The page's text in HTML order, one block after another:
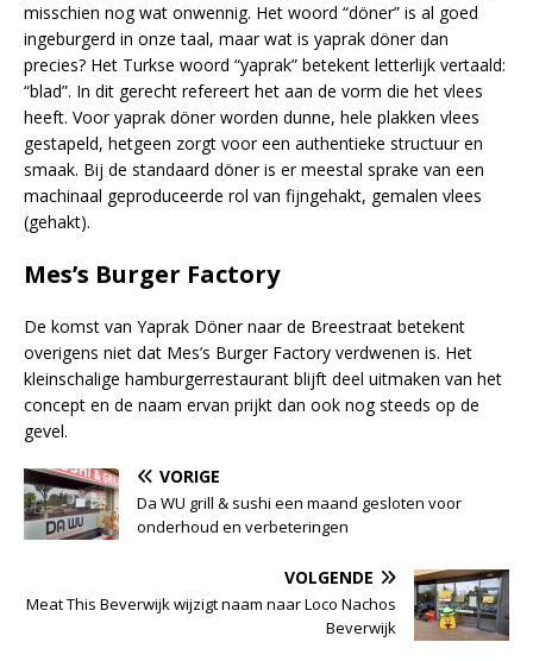
misschien nog wat onwennig. Het woord “döner” is al goed
ingeburgerd in onze taal, maar wat is yaprak döner dan
precies? Het Turkse woord “yaprak” betekent letterlijk vertaald:
“blad”. In dit gerecht refereert het aan de vorm die het vlees
heeft. Voor yaprak döner worden dunne, hele plakken vlees
gestapeld, hetgeen zorgt voor een authentieke structuur en
smaak. Bij de standaard döner is er meestal sprake van een
machinaal geproduceerde rol van fijngehakt, gemalen vlees
(gehakt).
Mes’s Burger Factory
De komst van Yaprak Döner naar de Breestraat betekent
overigens niet dat Mes’s Burger Factory verdwenen is. Het
kleinschalige hamburgerrestaurant blijft deel uitmaken van het
concept en de naam ervan prijkt dan ook nog steeds op de
gevel.
VORIGE
Da WU grill & sushi een maand gesloten voor
onderhoud en verbeteringen
VOLGENDE
Meat This Beverwijk wijzigt naam naar Loco Nachos
Beverwijk